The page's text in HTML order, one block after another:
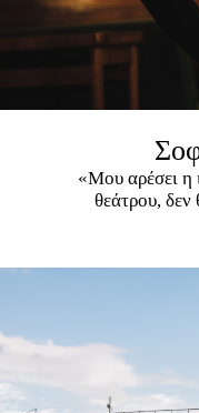
«Μου αρέσει η
θεάτρου, δεν